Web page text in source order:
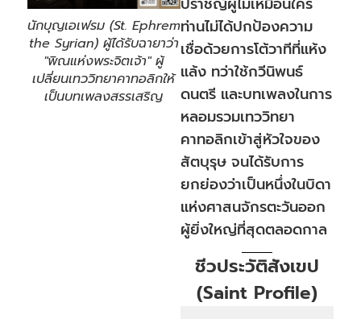
นักบุญเอเฟรม (St. Ephrem
the Syrian) ผู้ได้รับฉายาว่า
"พิณแห่งพระจิตเจ้า" ผู้
เปลี่ยนเทววิทยาคาทอลิกให้
เป็นบทเพลงสรรเสริญ
ท่านไม่ได้ปกป้องความ
เชื่อด้วยการโต้วาทีที่แห้ง
แล้ง ทว่าใช้กวีนิพนธ์
ดนตรี และบทเพลงในการ
หลอมรวมเทววิทยา
คาทอลิกเข้าสู่หัวใจของ
สัตบุรุษ จนได้รับการ
ยกย่องว่าเป็นหนึ่งในบิดา
แห่งศาสนจักรตะวันออก
ผู้ยิ่งใหญ่ที่สุดตลอดกาล
ชีวประวัติสังเขป
(Saint Profile)